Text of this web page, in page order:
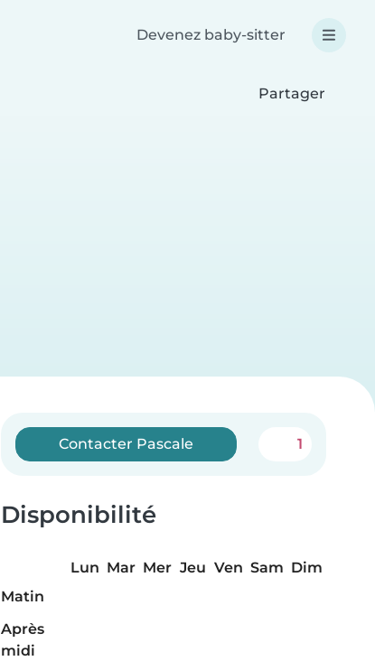
Devenez baby-sitter
Partager
Contacter Pascale 1
Disponibilité
Lun Mar Mer Jeu Ven Sam Dim
Matin
Après
midi